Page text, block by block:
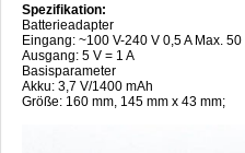
Spezifikation:
Batterieadapter
Eingang: ~100 V-240 V 0,5 A Max.
Ausgang: 5 V = 1 A
Basisparameter
Akku: 3,7 V/1400 mAh
Größe: 160 mm, 145 mm x 43 mm;